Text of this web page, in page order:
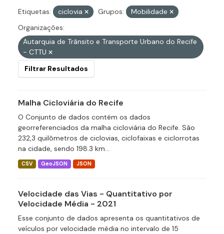
Etiquetas: ciclovia Grupos:
Mobilidade
Organizações:
Autarquia de Trânsito e Transporte Urbano do Recife
- CTTU
Filtrar Resultados
Malha Cicloviária do Recife
O Conjunto de dados contém os dados
georreferenciados da malha cicloviária do Recife. São
232,3 quilômetros de ciclovias, ciclofaixas e ciclorrotas
na cidade, sendo 198.3 km...
CSV GeoJSON JSON
Velocidade das Vias - Quantitativo por
Velocidade Média - 2021
Esse conjunto de dados apresenta os quantitativos de
veículos por velocidade média no intervalo de 15